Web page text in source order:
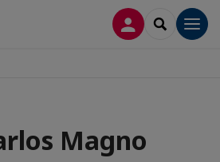
CONEXÃOSEARCH
Magno